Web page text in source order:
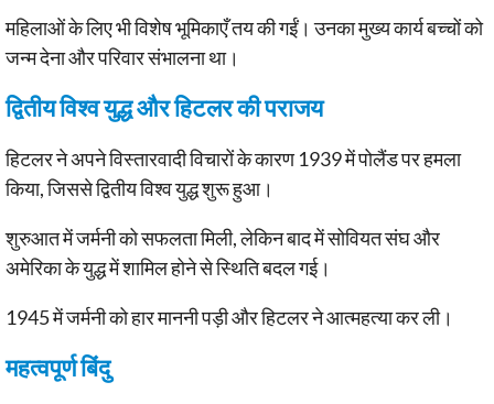
महिलाओं के लिए भी विशेष भूमिकाएँ तय की गईं। उनका मुख्य कार्य बच्चों को
जन्म देना और परिवार संभालना था।
द्वितीय विश्व युद्ध और हिटलर की पराजय
हिटलर ने अपने विस्तारवादी विचारों के कारण 1939 में पोलैंड पर हमला
किया, जिससे द्वितीय विश्व युद्ध शुरू हुआ।
शुरुआत में जर्मनी को सफलता मिली, लेकिन बाद में सोवियत संघ और
अमेरिका के युद्ध में शामिल होने से स्थिति बदल गई।
1945 में जर्मनी को हार माननी पड़ी और हिटलर ने आत्महत्या कर ली।
महत्वपूर्ण बिंदु